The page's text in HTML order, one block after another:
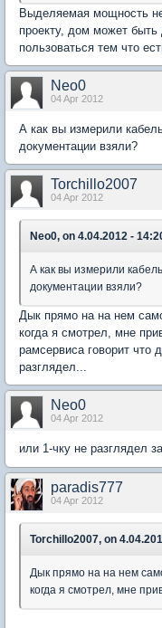
Выделяемая мощность
проекту, дом может быть
пользоваться тем что
Neo0
04 Apr 2012
А как вы измерили
документации взяли?
Torchillo2007
04 Apr 2012
Neo0, on 4.04.2012 -
А как вы измерили
документации взяли?
Дык прямо на на нем
когда я смотрел, мне
рамсервиса говорит что
разглядел...
Neo0
04 Apr 2012
или 1-чку не разглядел
paradis777
04 Apr 2012
Torchillo2007, on
Дык прямо на на нем
когда я смотрел, мне